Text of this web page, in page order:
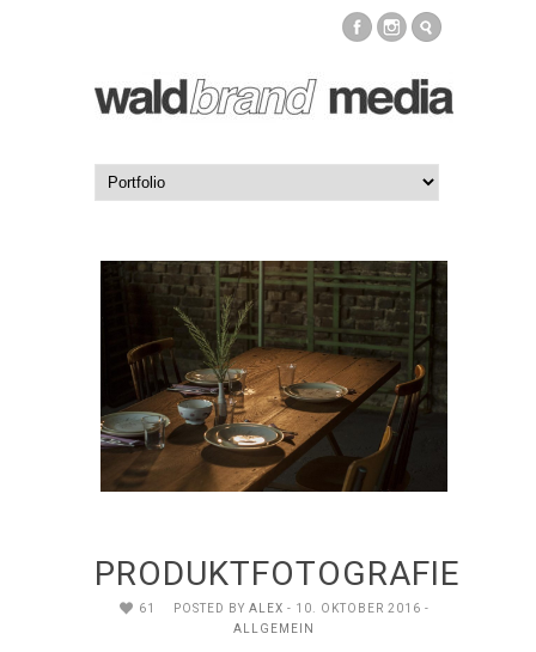
PRODUKTFOTOGRAFIE
61 POSTED BY ALEX - 10. OKTOBER 2016 -
ALLGEMEIN